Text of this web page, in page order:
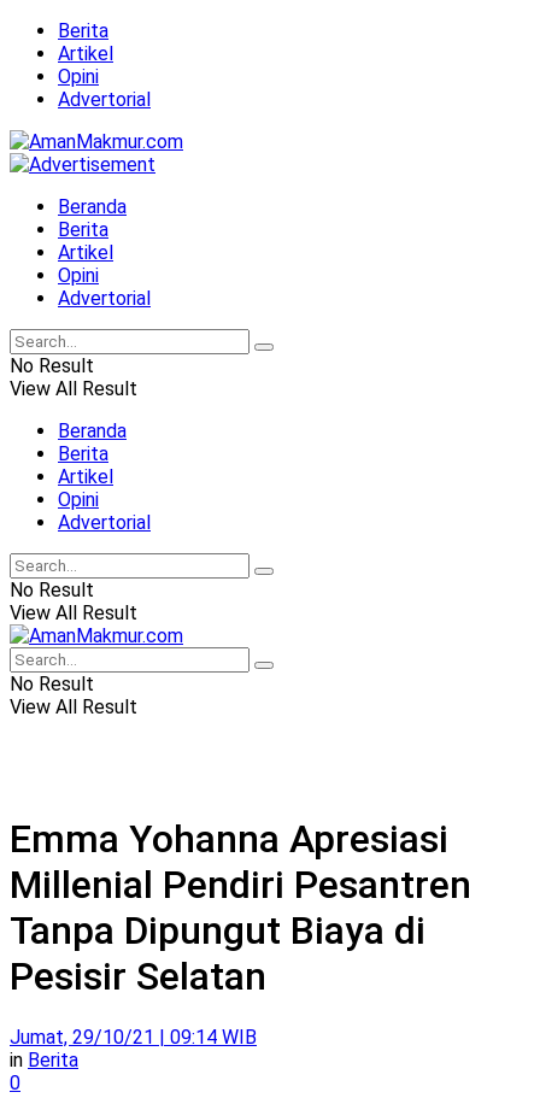
Berita
Artikel
Opini
Advertorial
Beranda
Berita
Artikel
Opini
Advertorial
No Result
View All Result
Beranda
Berita
Artikel
Opini
Advertorial
No Result
View All Result
No Result
View All Result
Emma Yohanna Apresiasi
Millenial Pendiri Pesantren
Tanpa Dipungut Biaya di
Pesisir Selatan
Jumat, 29/10/21 | 09:14 WIB
in Berita
0